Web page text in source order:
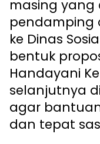
masing yang
pendamping
ke Dinas
bentuk
Handayani
selanjutnya
agar
dan tepat